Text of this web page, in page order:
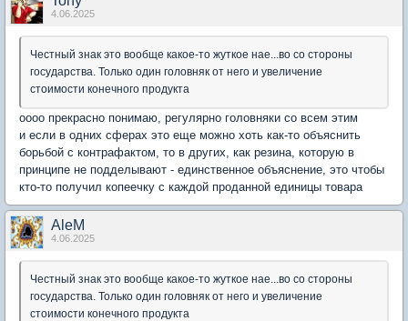
4.06.2025
Честный знак это вообще какое-то жуткое нае...во со стороны
государства. Только один головняк от него и увеличение
стоимости конечного продукта
оооо прекрасно понимаю, регулярно головняки со всем этим
и если в одних сферах это еще можно хоть как-то объяснить
борьбой с контрафактом, то в других, как резина, которую в
принципе не подделывают - единственное объяснение, это чтобы
кто-то получил копеечку с каждой проданной единицы товара
AleM
4.06.2025
Честный знак это вообще какое-то жуткое нае...во со стороны
государства. Только один головняк от него и увеличение
стоимости конечного продукта